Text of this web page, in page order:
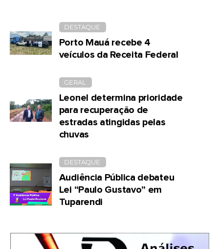
DESTAQUE
Porto Mauá recebe 4
veículos da Receita Federal
GERAL
Leonel determina prioridade
para recuperação de
estradas atingidas pelas
chuvas
DESTAQUE
Audiência Pública debateu
Lei “Paulo Gustavo” em
Tuparendi